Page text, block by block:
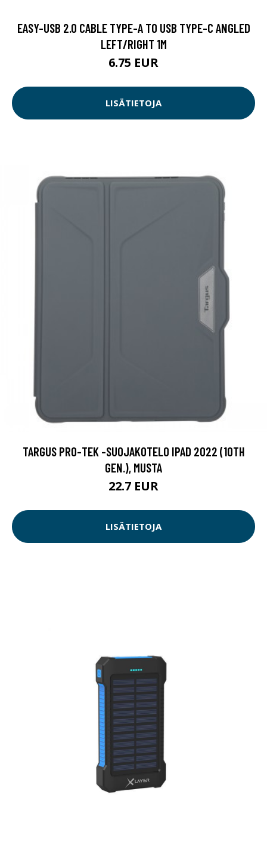
EASY-USB 2.0 CABLE TYPE-A TO USB TYPE-C ANGLED
LEFT/RIGHT 1M
6.75 EUR
LISÄTIETOJA
TARGUS PRO-TEK -SUOJAKOTELO IPAD 2022 (10TH
GEN.), MUSTA
22.7 EUR
LISÄTIETOJA